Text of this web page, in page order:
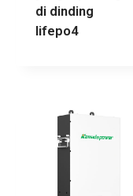
di dinding
lifepo4